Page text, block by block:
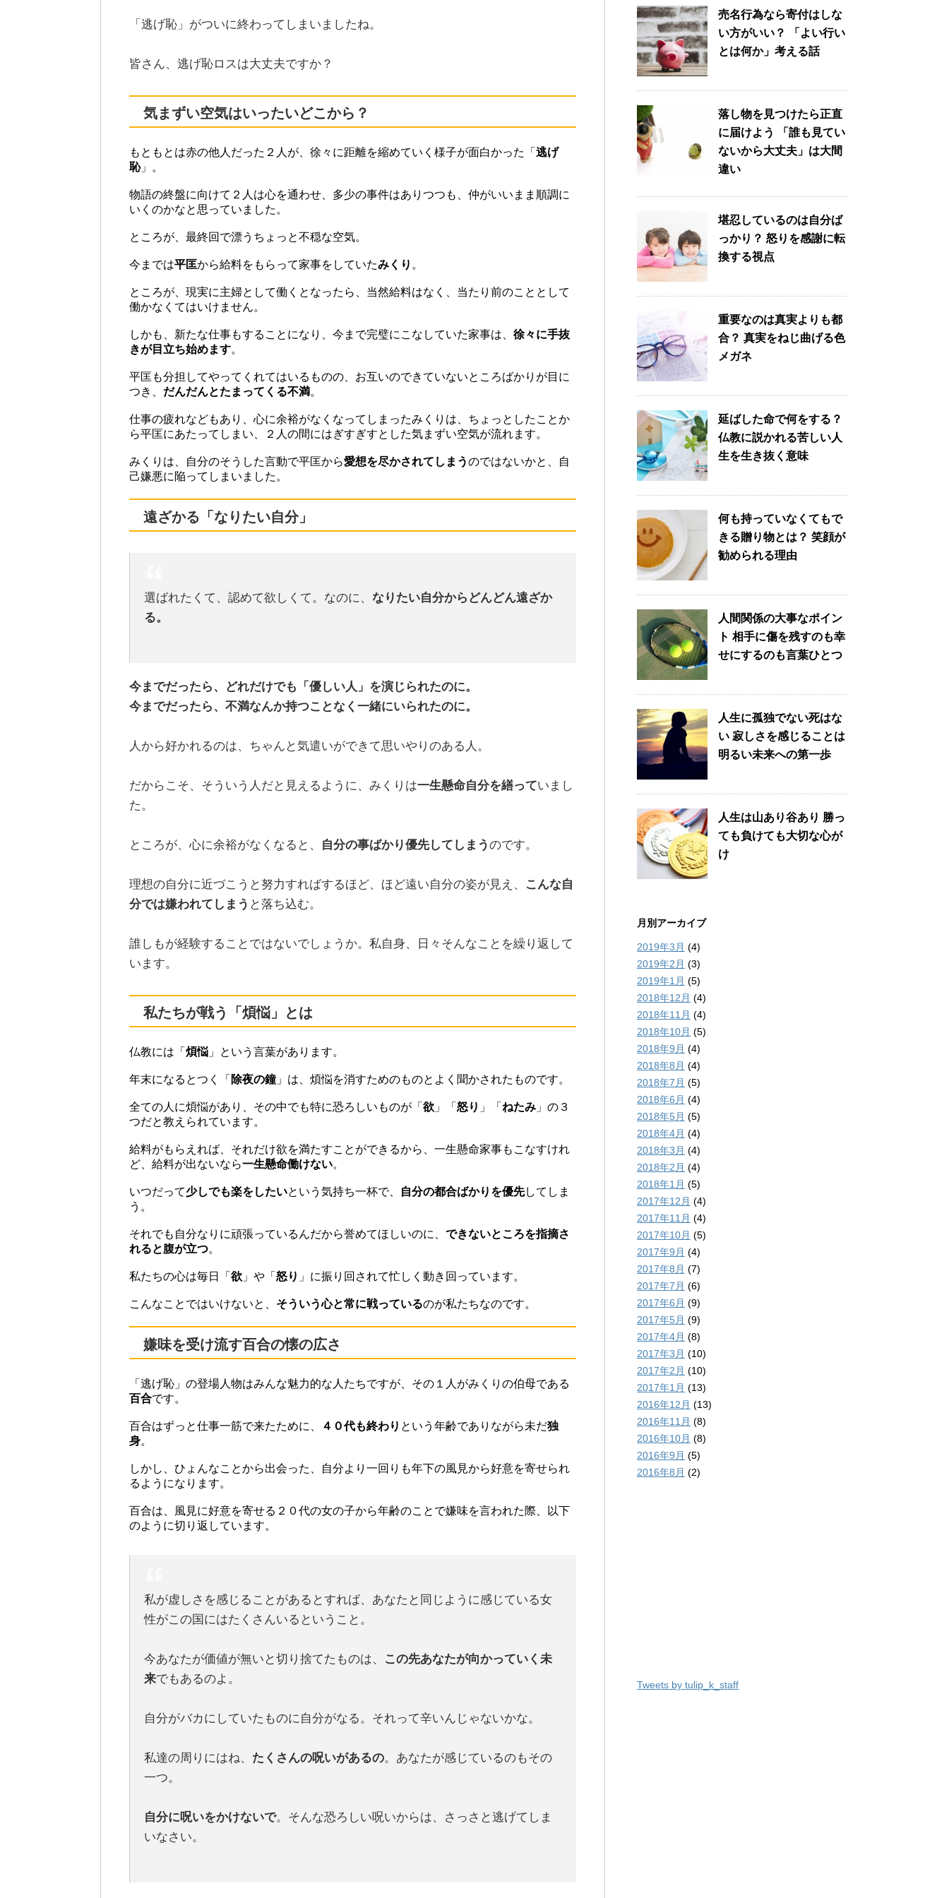
「逃げ恥」がついに終わってしまいましたね。
皆さん、逃げ恥ロスは大丈夫ですか？
気まずい空気はいったいどこから？
もともとは赤の他人だった２人が、徐々に距離を縮めていく様子が面白かった「 逃げ
恥」。
物語の終盤に向けて２人は心を通わせ、多少の事件はありつつも、仲がいいまま順調に
いくのかなと思っていました。
ところが、最終回で漂うちょっと不穏な空気。
今までは平匡から給料をもらって家事をしていたみくり 。
ところが、現実に主婦として働くとなったら、当然給料はなく、当たり前のこととして
働かなくてはいけません。
しかも、新たな仕事もすることになり、今まで完璧にこなしていた家事は、 徐々に手抜
きが目立ち始めます。
平匡も分担してやってくれてはいるものの、お互いのできていないところばかりが目に
つき、 だんだんとたまってくる不満。
仕事の疲れなどもあり、心に余裕がなくなってしまったみくりは、ちょっとしたことか
ら平匡にあたってしまい、２人の間にはぎすぎすとした気まずい空気が流れます。
みくりは、自分のそうした言動で平匡から愛想を尽かされてしまうのではないかと、自
己嫌悪に陥ってしまいました。
遠ざかる「なりたい自分」
選ばれたくて、認めて欲しくて。なのに、 なりたい自分からどんどん遠ざか
る。
今までだったら、どれだけでも「優しい人」を演じられたのに。
今までだったら、不満なんか持つことなく一緒にいられたのに。
人から好かれるのは、ちゃんと気遣いができて思いやりのある人。
だからこそ、そういう人だと見えるように、みくりは一生懸命自分を繕っていまし
た。
ところが、心に余裕がなくなると、 自分の事ばかり優先してしまうのです。
理想の自分に近づこうと努力すればするほど、ほど遠い自分の姿が見え、
こんな自
分では嫌われてしまう と落ち込む。
誰しもが経験することではないでしょうか。私自身、日々そんなことを繰り返して
います。
私たちが戦う「煩悩」とは
仏教には「 煩悩 」という言葉があります。
年末になるとつく「 除夜の鐘」は、煩悩を消すためのものとよく聞かされたものです。
全ての人に煩悩があり、その中でも特に恐ろしいものが「 欲 」「 怒り 」「 ねたみ 」の３
つだと教えられています。
給料がもらえれば、それだけ欲を満たすことができるから、一生懸命家事もこなすけれ
ど、給料が出ないなら一生懸命働けない。
いつだって少しでも楽をしたいという気持ち一杯で、 自分の都合ばかりを優先してしま
う。
それでも自分なりに頑張っているんだから誉めてほしいのに、 できないところを指摘さ
れると腹が立つ。
私たちの心は毎日「 欲 」や「 怒り 」に振り回されて忙しく動き回っています。
こんなことではいけないと、 そういう心と常に戦っているのが私たちなのです。
嫌味を受け流す百合の懐の広さ
「逃げ恥」の登場人物はみんな魅力的な人たちですが、その１人がみくりの伯母である
百合です。
百合はずっと仕事一筋で来たために、 ４０代も終わり という年齢でありながら未だ独
身。
しかし、ひょんなことから出会った、自分より一回りも年下の風見から好意を寄せられ
るようになります。
百合は、風見に好意を寄せる２０代の女の子から年齢のことで嫌味を言われた際、以下
のように切り返しています。
私が虚しさを感じることがあるとすれば、あなたと同じように感じている女
性がこの国にはたくさんいるということ。
今あなたが価値が無いと切り捨てたものは、
この先あなたが向かっていく未
来でもあるのよ。
自分がバカにしていたものに自分がなる。それって辛いんじゃないかな。
私達の周りにはね、 たくさんの呪いがあるの。あなたが感じているのもその
一つ。
自分に呪いをかけないで。そんな恐ろしい呪いからは、さっさと逃げてしま
いなさい。
売名行為なら寄付はしな
い方がいい？ 「よい行い
とは何か」考える話
落し物を見つけたら正直
に届けよう 「誰も見てい
ないから大丈夫」は大間
違い
堪忍しているのは自分ば
っかり？ 怒りを感謝に転
換する視点
重要なのは真実よりも都
合？ 真実をねじ曲げる色
メガネ
延ばした命で何をする？
仏教に説かれる苦しい人
生を生き抜く意味
何も持っていなくてもで
きる贈り物とは？ 笑顔が
勧められる理由
人間関係の大事なポイン
ト 相手に傷を残すのも幸
せにするのも言葉ひとつ
人生に孤独でない死はな
い 寂しさを感じることは
明るい未来への第一歩
人生は山あり谷あり 勝っ
ても負けても大切な心が
け
月別アーカイブ
2019年3月 (4)
2019年2月 (3)
2019年1月 (5)
2018年12月 (4)
2018年11月 (4)
2018年10月 (5)
2018年9月 (4)
2018年8月 (4)
2018年7月 (5)
2018年6月 (4)
2018年5月 (5)
2018年4月 (4)
2018年3月 (4)
2018年2月 (4)
2018年1月 (5)
2017年12月 (4)
2017年11月 (4)
2017年10月 (5)
2017年9月 (4)
2017年8月 (7)
2017年7月 (6)
2017年6月 (9)
2017年5月 (9)
2017年4月 (8)
2017年3月 (10)
2017年2月 (10)
2017年1月 (13)
2016年12月 (13)
2016年11月 (8)
2016年10月 (8)
2016年9月 (5)
2016年8月 (2)
Tweets by tulip_k_staff